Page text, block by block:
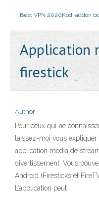
Best VPN 2020Kodi addon
Application
firestick
Author
Pour ceux qui ne
laissez-moi vous expliquer
application média de
divertissement. Vous
Android (Firesticks et
L’application peut